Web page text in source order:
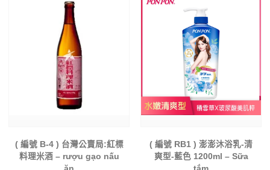
( 編號 B-4 ) 台灣公賣局:紅標
料理米酒 – rượu gạo nấu
( 編號 RB1 ) 澎澎沐浴乳-清
爽型-藍色 1200ml – Sữa